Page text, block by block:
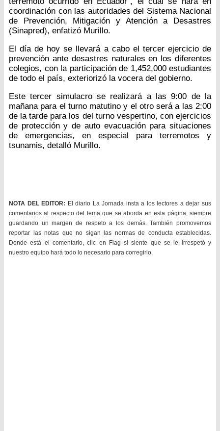
coordinación con las autoridades del Sistema Nacional
de Prevención, Mitigación y Atención a Desastres
(Sinapred), enfatizó Murillo.
El día de hoy se llevará a cabo el tercer ejercicio de
prevención ante desastres naturales en los diferentes
colegios, con la participación de 1,452,000 estudiantes
de todo el país, exteriorizó la vocera del gobierno.
Este tercer simulacro se realizará a las 9:00 de la
mañana para el turno matutino y el otro será a las 2:00
de la tarde para los del turno vespertino, con ejercicios
de protección y de auto evacuación para situaciones
de emergencias, en especial para terremotos y
tsunamis, detalló Murillo.
NOTA DEL EDITOR: El diario La Jornada insta a los lectores a dejar sus
comentarios al respecto del tema que se aborda en esta página, siempre
guardando un margen de respeto a los demás. También promovemos
reportar las notas que no sigan las normas de conducta establecidas.
Donde está el comentario, clic en Flag si siente que se le irrespetó y
nuestro equipo hará todo lo necesario para corregirlo.